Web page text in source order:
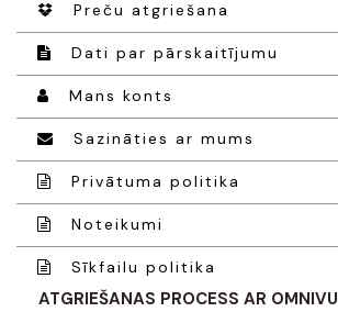
Preču atgriešana
Dati par pārskaitījumu
Mans konts
Sazināties ar mums
Privātuma politika
Noteikumi
Sīkfailu politika
ATGRIEŠANAS PROCESS AR OMNIVU